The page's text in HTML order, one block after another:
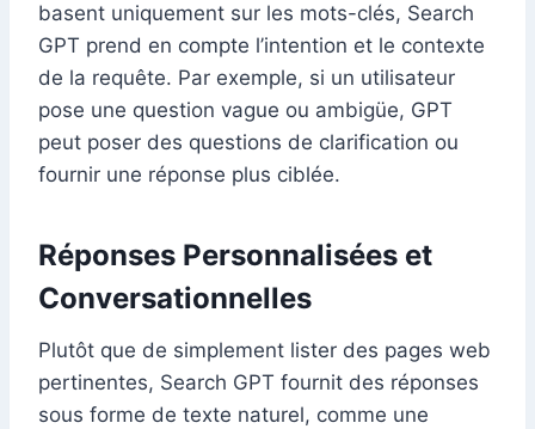
basent uniquement sur les mots-clés, Search
GPT prend en compte l’intention et le contexte
de la requête. Par exemple, si un utilisateur
pose une question vague ou ambigüe, GPT
peut poser des questions de clarification ou
fournir une réponse plus ciblée.
Réponses Personnalisées et
Conversationnelles
Plutôt que de simplement lister des pages web
pertinentes, Search GPT fournit des réponses
sous forme de texte naturel, comme une